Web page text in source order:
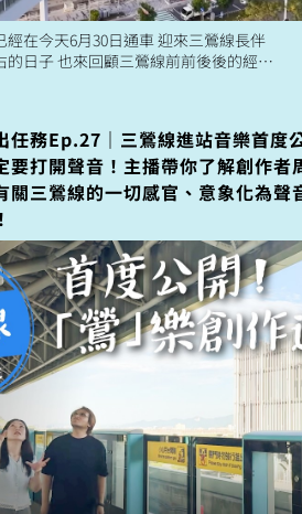
經在今天6月30日通車 迎來三鶯線長伴
的日子 也來回顧三鶯線前前後後的經歷
任務Ep.27｜三鶯線進站音樂首度
要打開聲音！主播帶你了解創作者
關三鶯線的一切感官、意象化為聲